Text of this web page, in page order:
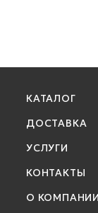
КАТАЛОГ
ДОСТАВКА
УСЛУГИ
КОНТАКТЫ
О КОМПАНИИ